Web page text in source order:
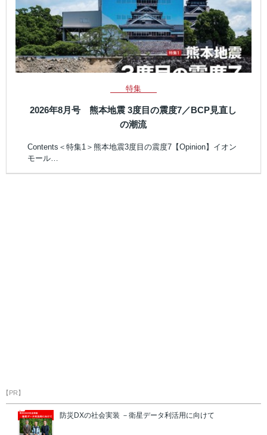
特集
2026年8月号 熊本地震 3度目の震度7／BCP見直し
の潮流
Contents＜特集1＞熊本地震3度目の震度7【Opinion】イオン
モール…
【PR】
防災DXの社会実装 －衛星データ利活用に向けて